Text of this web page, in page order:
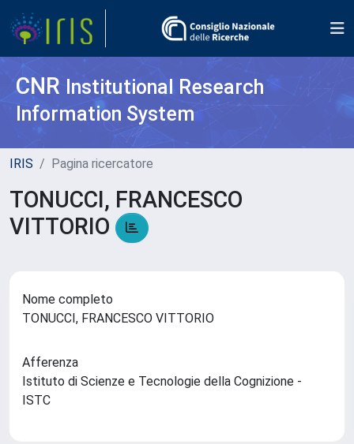
CNR Institutional Research
Information System
IRIS Pagina ricercatore
TONUCCI, FRANCESCO
VITTORIO
Nome completo
TONUCCI, FRANCESCO VITTORIO
Afferenza
Istituto di Scienze e Tecnologie della Cognizione -
ISTC